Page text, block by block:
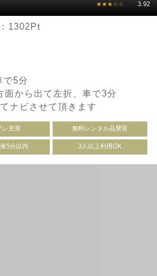
★★★☆☆ 3.92
1302Pt
で5分
面から出て左折、車で3分
ナビさせて頂きます
レ充実 無料レンタル品豊富
5分以内 3人以上利用OK